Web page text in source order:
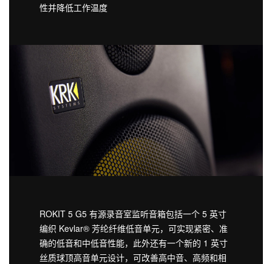
性并降低工作温度
ROKIT 5 G5 有源录音室监听音箱包括一个 5 英寸
编织 Kevlar® 芳纶纤维低音单元，可实现紧密、准
确的低音和中低音性能，此外还有一个新的 1 英寸
丝质球顶高音单元设计，可改善高中音、高频和相